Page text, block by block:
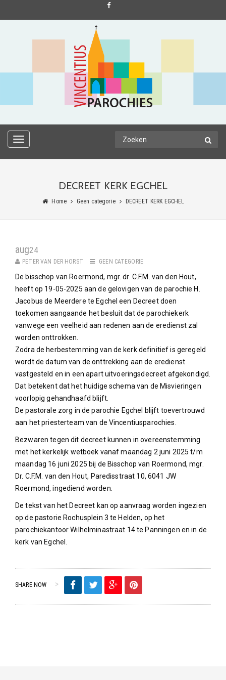
TOGGLE
DECREET KERK EGCHEL
Home Geen categorie DECREET KERK EGCHEL
aug24
PETER VAN DER HORST GEEN CATEGORIE
De bisschop van Roermond, mgr. dr. C.F.M. van den Hout,
heeft op 19-05-2025 aan de gelovigen van de parochie H.
Jacobus de Meerdere te Egchel een Decreet doen
toekomen aangaande het besluit dat de parochiekerk
vanwege een veelheid aan redenen aan de eredienst zal
worden onttrokken.
Zodra de herbestemming van de kerk definitief is geregeld
wordt de datum van de onttrekking aan de eredienst
vastgesteld en in een apart uitvoeringsdecreet afgekondigd.
Dat betekent dat het huidige schema van de Misvieringen
voorlopig gehandhaafd blijft.
De pastorale zorg in de parochie Egchel blijft toevertrouwd
aan het priesterteam van de Vincentiusparochies.
Bezwaren tegen dit decreet kunnen in overeenstemming
met het kerkelijk wetboek vanaf maandag 2 juni 2025 t/m
maandag 16 juni 2025 bij de Bisschop van Roermond, mgr.
Dr. C.F.M. van den Hout, Paredisstraat 10, 6041 JW
Roermond, ingediend worden.
De tekst van het Decreet kan op aanvraag worden ingezien
op de pastorie Rochusplein 3 te Helden, op het
parochiekantoor Wilhelminastraat 14 te Panningen en in de
kerk van Egchel.
SHARE NOW